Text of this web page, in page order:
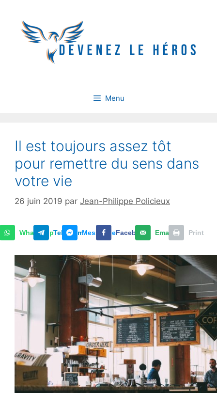
contenu
Menu
Il est toujours assez tôt
pour remettre du sens dans
votre vie
26 juin 2019 par Jean-Philippe Policieux
WhatsAppTelegramMessengerFacebook Email Print